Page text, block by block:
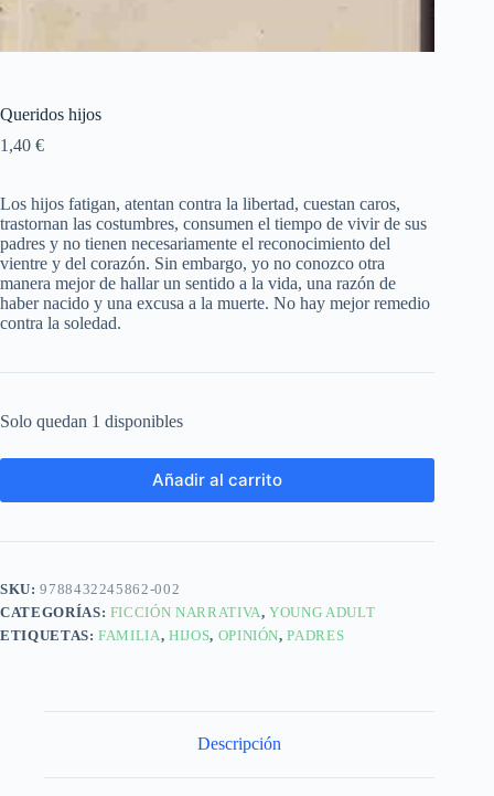
Queridos hijos
1,40 €
Los hijos fatigan, atentan contra la libertad, cuestan caros,
trastornan las costumbres, consumen el tiempo de vivir de sus
padres y no tienen necesariamente el reconocimiento del
vientre y del corazón. Sin embargo, yo no conozco otra
manera mejor de hallar un sentido a la vida, una razón de
haber nacido y una excusa a la muerte. No hay mejor remedio
contra la soledad.
Solo quedan 1 disponibles
Añadir al carrito
SKU:9788432245862-002
CATEGORÍAS: FICCIÓN NARRATIVA,YOUNG ADULT
ETIQUETAS:FAMILIA,HIJOS, OPINIÓN,PADRES
Descripción